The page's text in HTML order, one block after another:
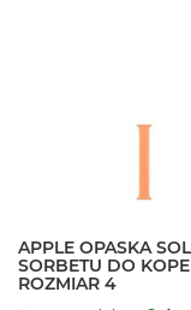
APPLE OPASKA
SORBETU DO
ROZMIAR 4